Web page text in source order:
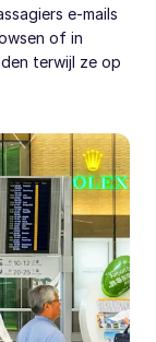
e-mails
of in
terwijl ze op